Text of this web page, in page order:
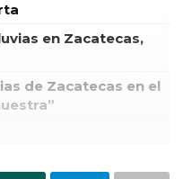
en Zacatecas,
de Zacatecas en el